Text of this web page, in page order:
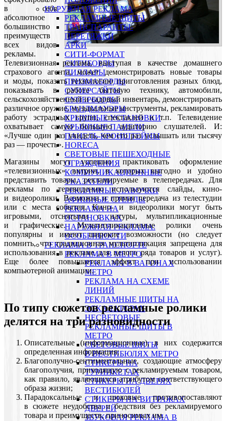
НАРУЖНАЯ РЕКЛАМА
РЕКЛАМНЫЕ ЩИТЫ
ТРАНСПАРАНТЫ-
ПЕРЕТЯЖКИ
АРКИ
СИТИ-ФОРМАТ
СИТИБОРДЫ
ПИЛЛАРЫ
ПРИЗМАБОРДЫ
СУПЕРСАЙТЫ
СУПЕРБОРДЫ
БРАНДМАУЭРЫ
КРЫШНЫЕ УСТАНОВКИ
КРЫШНЫЕ ПАНЕЛИ
ПАНЕЛЬ-КРОНШТЕЙНЫ
HORECA
СВЕТОВЫЕ ПЕШЕХОДНЫЕ
ОГРАЖДЕНИЯ
КОММУНИКАЦИОННЫЕ
УКАЗАТЕЛИ
РЕКЛАМНЫЕ ЛАВОЧКИ
АФИШНЫЕ СТЕНДЫ
РЕКЛАМА НА
ОСТАНОВКАХ
НАРУЖНАЯ РЕКЛАМА:
ОСОБЕННОСТИ
РЕКЛАМА В ТРАНСПОРТЕ
РЕКЛАМА В МЕТРО
РЕКЛАМА В ВАГОНАХ
МЕТРО
РЕКЛАМА НА СХЕМЕ
ЛИНИЙ
РЕКЛАМНЫЕ ЩИТЫ НА
ЭСКАЛАТОРАХ
НЕСВЕТОВЫЕ
РЕКЛАМНЫЕ ЩИТЫ В
МЕТРО
СВЕТОВЫЕ ЩИТЫ
В ВЕСТИБЮЛЯХ МЕТРО
СТИКЕРЫ НА
ТУРНИКЕТАХ
CТИКЕРЫ НА ДВЕРЯХ
ВЕСТИБЮЛЕЙ
CТИКЕРЫ НА ВИТРАЖАХ
ДВЕРЕЙ
ЗВУКОВАЯ РЕКЛАМА В
в себя
абсолютное
большинство
преимуществ
всех видов
рекламы.
Телевизионная реклама, выступая в качестве домашнего
страхового агента, может демонстрировать новые товары
и моды, показать технологию приготовления разных блюд,
показывать в работе бытовую технику, автомобили,
сельскохозяйственный и садовый инвентарь, демонстрировать
различное оружие, музыкальные инструменты, рекламировать
работу эстрадных групп, спектаклей и т.п. Телевидение
охватывает самую большую аудиторию слушателей. И:
«Лучше один раз увидеть, чем сто раз услышать или тысячу
раз — прочесть».
Магазины могут успешно практиковать оформление
«телевизионных» витрин, в которых выгодно и удобно
представить товары, рекламируемые в телепередачах. Для
рекламы по телевидению используются слайды, кино-
и видеоролики. Возможна и прямая передача из телестудии
или с места события. Кино- и видеоролики могут быть
игровыми, отснятыми с натуры, мультипликационные
и графические. Мультипликационные ролики очень
популярны и имеют широкие возможности (но следует
помнить, что традиционная мультипликация запрещена для
использования в рекламе для целого ряда товаров и услуг).
Еще более повышается эффект при использовании
компьютерной анимации.
По типу сюжетов рекламные ролики
делятся на три разновидности
Описательные (информационные), в них содержится
определенная информация;
Благополучно-сентиментальные, создающие атмосферу
благополучия, приходящую с рекламируемым товаром,
как правило, являющихся атрибутом соответствующего
образа жизни;
Парадоксальные и шоковые противопоставляют
в сюжете неудобства и бедствия без рекламируемого
товара и преимуществ, приносимых им.